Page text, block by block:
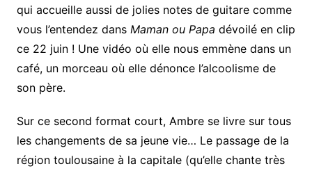
qui accueille aussi de jolies notes de guitare comme
vous l’entendez dans Maman ou Papa dévoilé en clip
ce 22 juin ! Une vidéo où elle nous emmène dans un
café, un morceau où elle dénonce l’alcoolisme de
son père.
Sur ce second format court, Ambre se livre sur tous
les changements de sa jeune vie… Le passage de la
région toulousaine à la capitale (qu’elle chante très